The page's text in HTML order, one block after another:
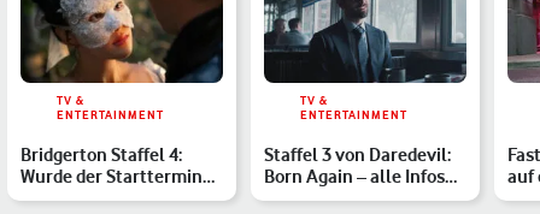
TV &
ENTERTAINMENT
Bridgerton Staffel 4:
Wurde der Starttermin
versehentlich geleakt…
TV &
ENTERTAINMENT
Staffel 3 von Daredevil:
Born Again – alle Infos
im Überblick
auf